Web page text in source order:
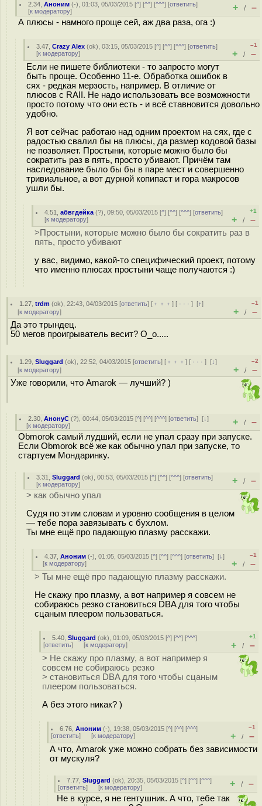
2.34 ,Аноним (-), 01:03, 05/03/2015 [^] [^^] [^^^] [ответить]
[к модератору] + / –
А плюсы - намного проще сей, аж два раза, ога :)
3.47 ,Crazy Alex (ok), 03:15, 05/03/2015 [^] [^^] [^^^] [ответить]
[к модератору]
–1
+ / –
Если не пишете библиотеки - то запросто могут
быть проще. Особенно 11-е. Обработка ошибок в
сях - редкая мерзость, например. В отличие от
плюсов с RAII. Не надо использовать все возможности
просто потому что они есть - и всё ставновится довольно
удобно.
Я вот сейчас работаю над одним проектом на сях, где с
радостью свалил бы на плюсы, да размер кодовой базы
не позволяет. Простыни, которые можно было бы
сократить раз в пять, просто убивают. Причём там
наследование было бы бы в паре мест и совершенно
тривиальное, а вот дурной копипаст и гора макросов
ушли бы.
4.51 ,абвгдейка (?), 09:50, 05/03/2015 [^] [^^] [^^^] [ответить]
[к модератору]
+1
+ / –
>Простыни, которые можно было бы сократить раз в
пять, просто убивают
у вас, видимо, какой-то специфический проект, потому
что именно плюсах простыни чаще получаются :)
1.27 ,trdm (ok), 22:43, 04/03/2015 [ответить] [ ﹢﹢﹢] [ · · ·][↑]
[к модератору]
–1
+ / –
Да это трындец.
50 мегов проигрыватель весит? О_о.....
1.29 ,Sluggard (ok), 22:52, 04/03/2015 [ответить] [ ﹢﹢﹢] [ · · ·][↓]
[к модератору]
–2
+ / –
Уже говорили, что Amarok — лучший? )
2.30 ,АнонуС (?), 00:44, 05/03/2015 [^] [^^] [^^^] [ответить][↓]
[к модератору] + / –
Obmorok самый лудший, если не упал сразу при запуске.
Если Obmorok всё же как обычно упал при запуске, то
стартуем Мондаринку.
3.31 ,Sluggard (ok), 00:53, 05/03/2015 [^] [^^] [^^^] [ответить]
[к модератору] + / –
> как обычно упал
Судя по этим словам и уровню сообщения в целом
— тебе пора завязывать с бухлом.
Ты мне ещё про падающую плазму расскажи.
4.37 ,Аноним (-), 01:05, 05/03/2015 [^] [^^] [^^^] [ответить][↓]
[к модератору]
–1
+ / –
> Ты мне ещё про падающую плазму расскажи.
Не скажу про плазму, а вот например я совсем не
собираюсь резко становиться DBA для того чтобы
сцаным плеером пользоваться.
5.40 ,Sluggard (ok), 01:09, 05/03/2015 [^] [^^] [^^^]
[ответить] [к модератору]
+1
+ / –
> Не скажу про плазму, а вот например я
совсем не собираюсь резко
> становиться DBA для того чтобы сцаным
плеером пользоваться.
А без этого никак? )
6.76 ,Аноним (-), 19:38, 05/03/2015 [^] [^^] [^^^]
[ответить] [к модератору]
–1
+ / –
А что, Amarok уже можно собрать без зависимости
от мускуля?
7.77 ,Sluggard (ok), 20:35, 05/03/2015 [^] [^^] [^^^]
[ответить] [к модератору] + / –
Не в курсе, я не гентушник. А что, тебе так